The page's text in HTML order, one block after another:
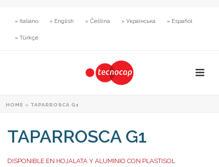
» Italiano » English » Čeština » Українська » Español
» Türkçe
HOME » TAPARROSCA G1
TAPARROSCA G1
DISPONIBLE EN HOJALATA Y ALUMINIO CON PLASTISOL